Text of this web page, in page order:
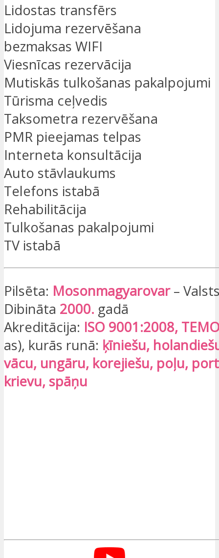
Lidostas transfērs
Lidojuma rezervēšana
bezmaksas WIFI
Viesnīcas rezervācija
Mutiskās tulkošanas pakalpojumi
Tūrisma ceļvedis
Taksometra rezervēšana
PMR pieejamas telpas
Interneta konsultācija
Auto stāvlaukums
Telefons istabā
Rehabilitācija
Tulkošanas pakalpojumi
TV istabā
Pilsēta: Mosonmagyarovar–
Dibināta 2000. gadā
Akreditācija: ISO 9001:2008,
as), kurās runā: ķīniešu,
vācu, ungāru, korejiešu, poļu,
krievu, spāņu